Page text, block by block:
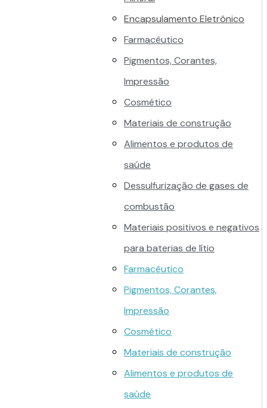
Encapsulamento Eletrônico
Farmacêutico
Pigmentos, Corantes,
Impressão
Cosmético
Materiais de construção
Alimentos e produtos de
saúde
Dessulfurização de gases de
combustão
Materiais positivos e negativos
para baterias de lítio
Farmacêutico
Pigmentos, Corantes,
Impressão
Cosmético
Materiais de construção
Alimentos e produtos de
saúde